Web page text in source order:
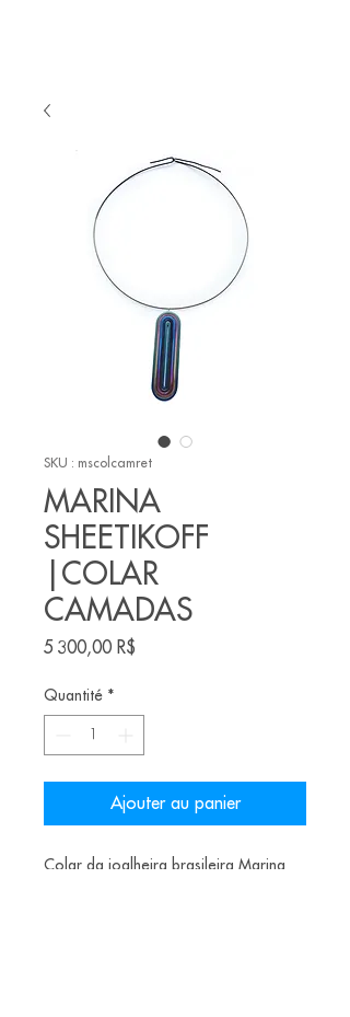
SKU : mscolcamret
MARINA
SHEETIKOFF
|COLAR
CAMADAS
5 300,00 R$
Quantité *
Ajouter au panier
Colar da joalheira brasileira Marina